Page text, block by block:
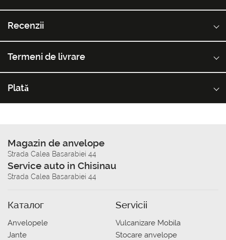
Recenzii
Termeni de livrare
Plată
Magazin de anvelope
Strada Calea Basarabiei 44
Service auto in Chisinau
Strada Calea Basarabiei 44
Каталог
Anvelopele
Jante
Servicii
Vulcanizare Mobila
Stocare anvelope